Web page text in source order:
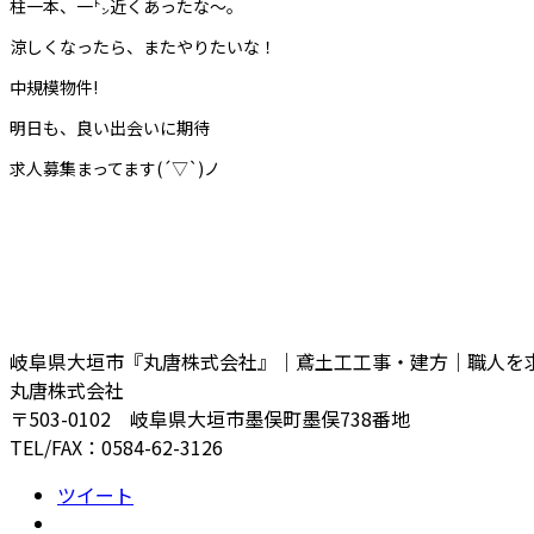
柱一本、一㌧近くあったな～。
涼しくなったら、またやりたいな！
中規模物件!
明日も、良い出会いに期待
求人募集まってます(´▽`)ノ
岐阜県大垣市『丸唐株式会社』｜鳶土工工事・建方｜職人を
丸唐株式会社
〒503-0102 岐阜県大垣市墨俣町墨俣738番地
TEL/FAX：0584-62-3126
ツイート